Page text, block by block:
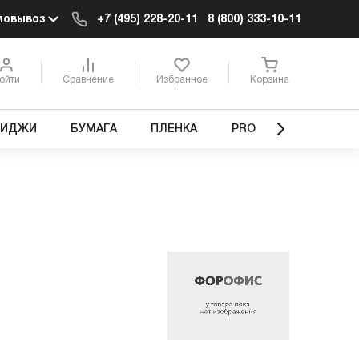
+7 (495) 228-20-11 8 (800) 333-10-11
Сравнение Избранное Корзина
БУМАГА ПЛЕНКА PRO